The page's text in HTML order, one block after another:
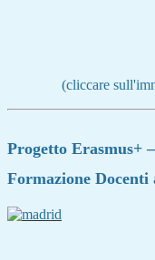
(cliccare
Progetto Erasmus+
Formazione